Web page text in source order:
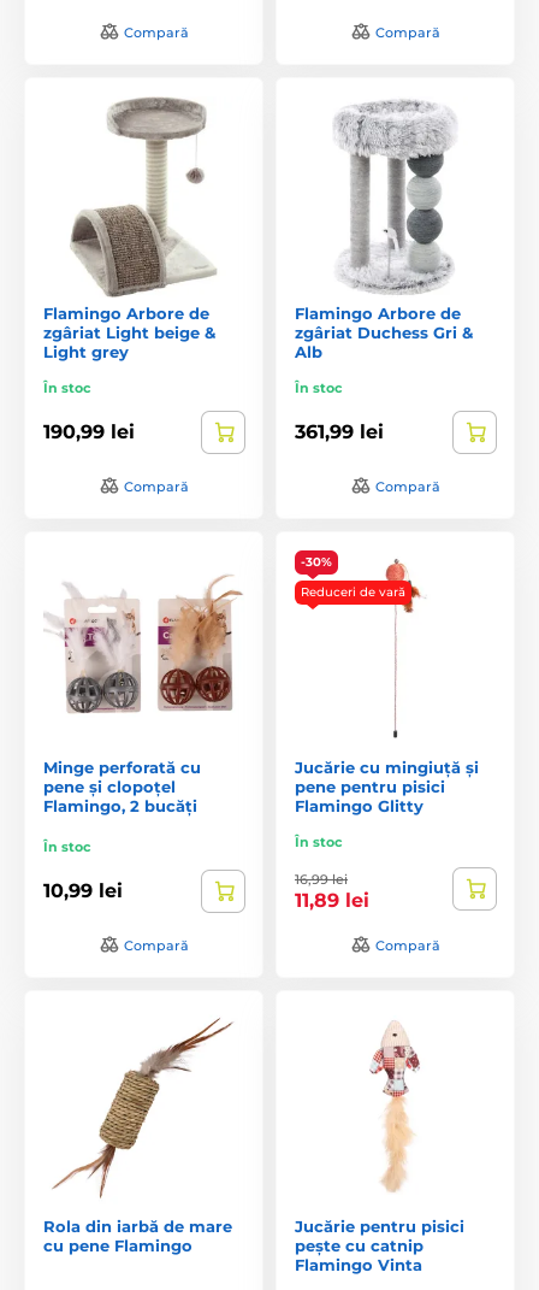
Compară Compară
Flamingo Arbore de
zgâriat Light beige &
Light grey
În stoc
190,99 lei
Compară
Flamingo Arbore de
zgâriat Duchess Gri &
Alb
În stoc
361,99 lei
Compară
Minge perforată cu
pene și clopoțel
Flamingo, 2 bucăți
În stoc
10,99 lei
Compară
-30%
Reduceri de vară
Jucărie cu mingiuță și
pene pentru pisici
Flamingo Glitty
În stoc
16,99 lei
11,89 lei
Compară
Rola din iarbă de mare
cu pene Flamingo
Jucărie pentru pisici
pește cu catnip
Flamingo Vinta